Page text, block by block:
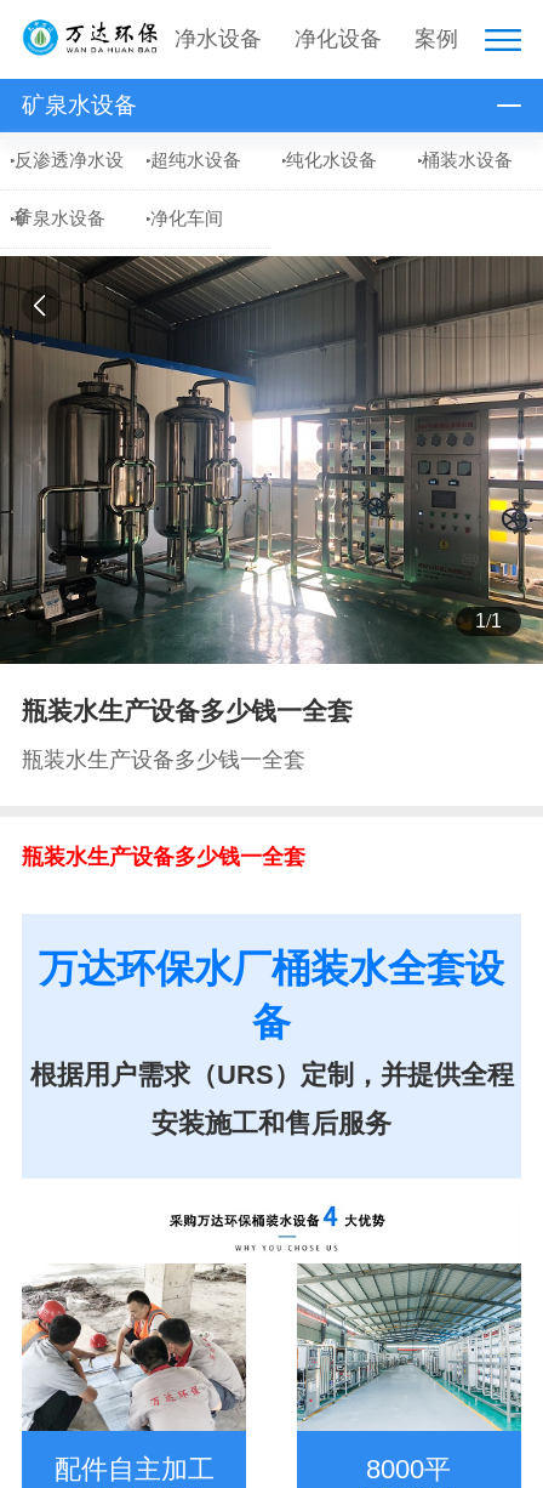
净水设备 净化设备 案例
矿泉水设备
反渗透净水设
备
超纯水设备 纯化水设备 桶装水设备
矿泉水设备 净化车间
1/1
瓶装水生产设备多少钱一全套
瓶装水生产设备多少钱一全套
瓶装水生产设备多少钱一全套
万达环保水厂桶装水全套设
备
根据用户需求（URS）定制，并提供全程
安装施工和售后服务
配件自主加工
8000平